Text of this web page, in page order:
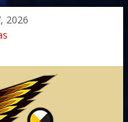
2026
do Espírito Ancestral
– Crescimento